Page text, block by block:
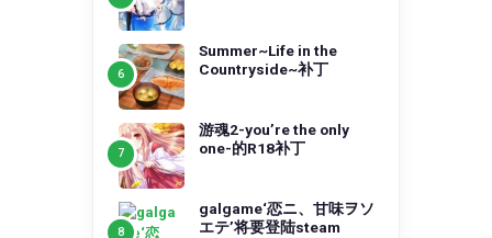
Summer~Life in the
Countryside~补丁
游魂2-you’re the only
one-的R18补丁
galgame‘恋ニ、甘味ヲソ
エテ’将要登陆steam